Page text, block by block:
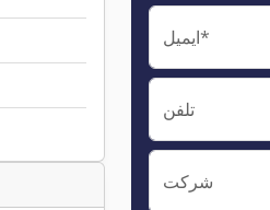
ایمیل*
تلفن
شرکت